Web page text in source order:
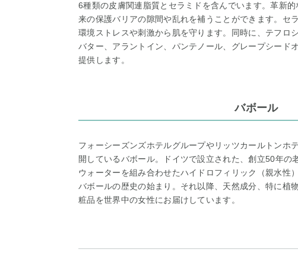
6種類の皮膚関連脂質とセラミドを含んでいます。革新
来の保護バリアの隙間や乱れを補うことができます。セ
環境ストレスや刺激から肌を守ります。同時に、テフロ
バター、アラントイン、パンテノール、グレープシード
提供します。
バボール
フォーシーズンズホテルグループやリッツカールトンホ
開しているバボール。ドイツで設立された、創立50年の
ウォーターを組み合わせたハイドロフィリック（親水性
バボールの歴史の始まり。それ以降、天然成分、特に植
粧品を世界中の女性にお届けしています。